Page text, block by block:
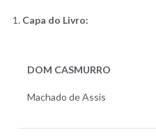
Capa do Livro:
DOM CASMURRO
Machado de Assis